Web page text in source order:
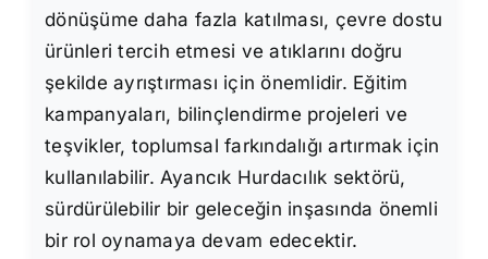
dönüşüme daha fazla katılması, çevre dostu
ürünleri tercih etmesi ve atıklarını doğru
şekilde ayrıştırması için önemlidir. Eğitim
kampanyaları, bilinçlendirme projeleri ve
teşvikler, toplumsal farkındalığı artırmak için
kullanılabilir. Ayancık Hurdacılık sektörü,
sürdürülebilir bir geleceğin inşasında önemli
bir rol oynamaya devam edecektir.